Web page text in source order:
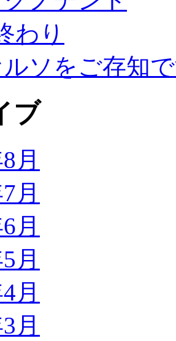
わり
ソをご存知
ブ
月
月
月
月
月
月